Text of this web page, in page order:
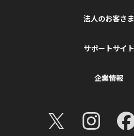
法人のお客さま
サポートサイト
企業情報